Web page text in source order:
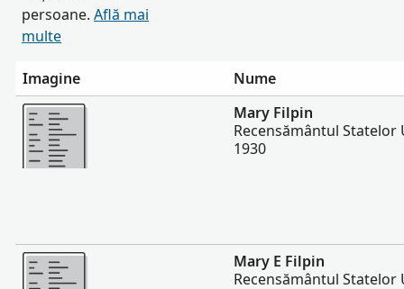
persoane. Află mai
multe
Imagine
Nume
Mai multe
Mary Filpin
Recensământul Statelor
1930
Mai multe
Mary E Filpin
Recensământul Statelor